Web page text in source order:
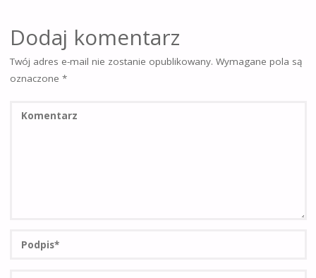
Dodaj komentarz
Twój adres e-mail nie zostanie opublikowany. Wymagane pola są
oznaczone *